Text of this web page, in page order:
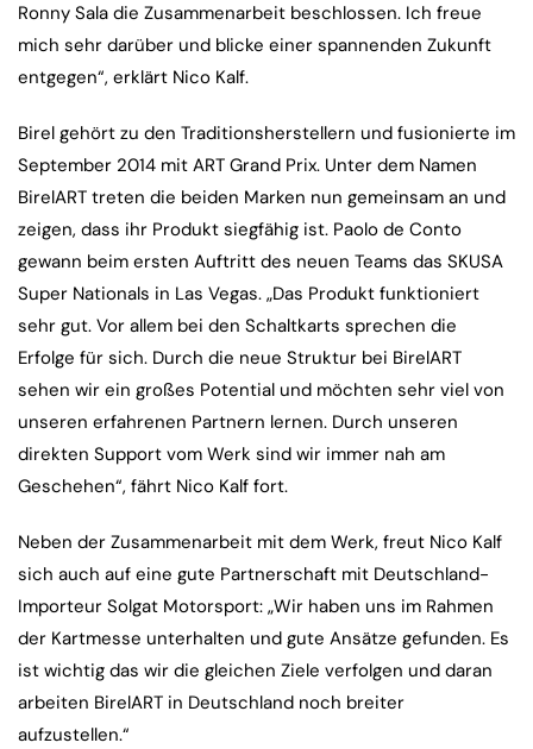
Ronny Sala die Zusammenarbeit beschlossen. Ich freue
mich sehr darüber und blicke einer spannenden Zukunft
entgegen“, erklärt Nico Kalf.
Birel gehört zu den Traditionsherstellern und fusionierte im
September 2014 mit ART Grand Prix. Unter dem Namen
BirelART treten die beiden Marken nun gemeinsam an und
zeigen, dass ihr Produkt siegfähig ist. Paolo de Conto
gewann beim ersten Auftritt des neuen Teams das SKUSA
Super Nationals in Las Vegas. „Das Produkt funktioniert
sehr gut. Vor allem bei den Schaltkarts sprechen die
Erfolge für sich. Durch die neue Struktur bei BirelART
sehen wir ein großes Potential und möchten sehr viel von
unseren erfahrenen Partnern lernen. Durch unseren
direkten Support vom Werk sind wir immer nah am
Geschehen“, fährt Nico Kalf fort.
Neben der Zusammenarbeit mit dem Werk, freut Nico Kalf
sich auch auf eine gute Partnerschaft mit Deutschland-
Importeur Solgat Motorsport: „Wir haben uns im Rahmen
der Kartmesse unterhalten und gute Ansätze gefunden. Es
ist wichtig das wir die gleichen Ziele verfolgen und daran
arbeiten BirelART in Deutschland noch breiter
aufzustellen.“